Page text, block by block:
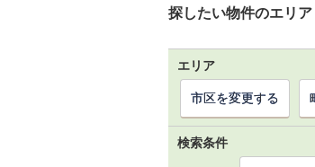
探したい物件のエリ
エリア
市区を変更する
検索条件